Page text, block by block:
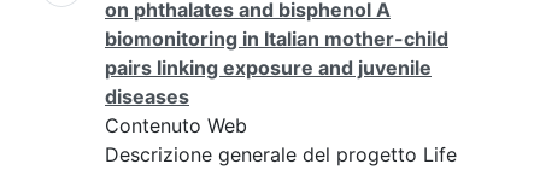
on phthalates and bisphenol A
biomonitoring in Italian mother-child
pairs linking exposure and juvenile
diseases
Contenuto Web
Descrizione generale del progetto Life